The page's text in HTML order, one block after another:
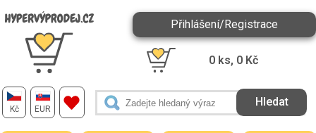
Kč EUR
Přihlášení/Registrace
0 ks, 0 Kč